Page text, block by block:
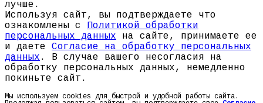
лучше.
Используя сайт, вы подтверждаете что
ознакомлены с Политикой обработки
персональных данных на сайте, принимаете ее
и даете Согласие на обработку персональных
данных . В случае вашего несогласия на
обработку персональных данных, немедленно
покиньте сайт.
Мы используем cookies для быстрой и удобной работы сайта.